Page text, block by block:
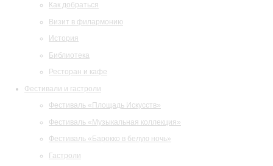
Как добраться
Визит в филармонию
История
Библиотека
Ресторан и кафе
Фестивали и гастроли
Фестиваль «Площадь Искусств»
Фестиваль «Музыкальная коллекция»
Фестиваль «Барокко в белую ночь»
Гастроли